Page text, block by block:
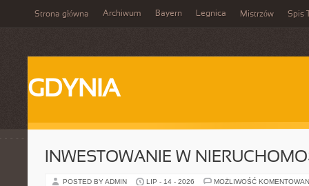
Strona główna Archiwum Bayern Legnica Mistrzów Spis
GDYNIA
INWESTOWANIE W
POSTED BY ADMIN LIP - 14 - 2026 MOŻLIWOŚĆ